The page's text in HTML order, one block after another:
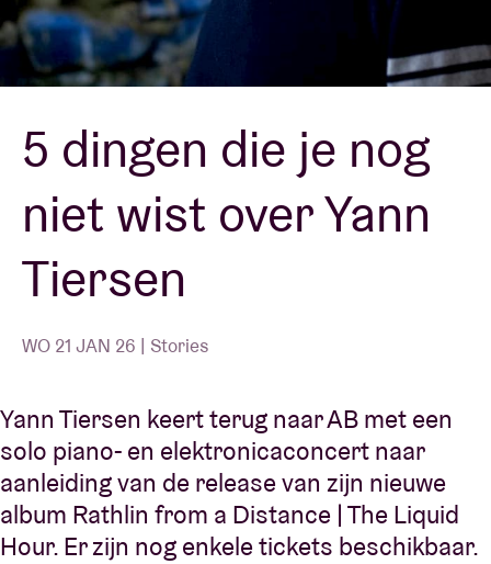
Zaalhuur
BRDCST
ABtv
Concertcheque
Over AB
Contact
5 dingen die je nog
niet wist over Yann
Tiersen
WO 21 JAN 26 | Stories
Yann Tiersen keert terug naar AB met een
solo piano- en elektronicaconcert naar
aanleiding van de release van zijn nieuwe
album Rathlin from a Distance | The Liquid
Hour. Er zijn nog enkele tickets beschikbaar.